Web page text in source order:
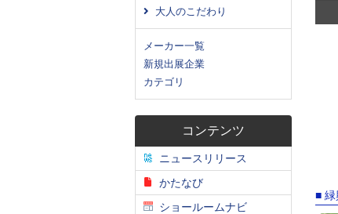
大人のこだわり
メーカー一覧
新規出展企業
カテゴリ
コンテンツ
ニュースリリース
かたなび
ショールームナビ
■ 緑